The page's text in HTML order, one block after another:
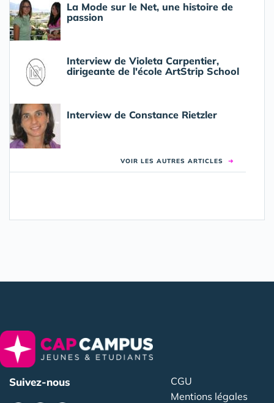
La Mode sur le Net, une histoire de
passion
Interview de Violeta Carpentier,
dirigeante de l'école ArtStrip School
Interview de Constance Rietzler
VOIR LES AUTRES ARTICLES ➜
Suivez-nous
CGU
Mentions légales